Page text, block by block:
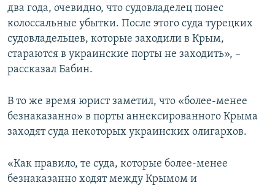
два года, очевидно, что судовладелец понес
колоссальные убытки. После этого суда турецких
судовладельцев, которые заходили в Крым,
стараются в украинские порты не заходить», –
рассказал Бабин.
В то же время юрист заметил, что «более-менее
безнаказанно» в порты аннексированного Крыма
заходят суда некоторых украинских олигархов.
«Как правило, те суда, которые более-менее
безнаказанно ходят между Крымом и